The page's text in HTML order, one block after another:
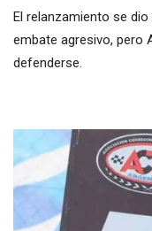
El relanzamiento se
embate agresivo, pero
defenderse.